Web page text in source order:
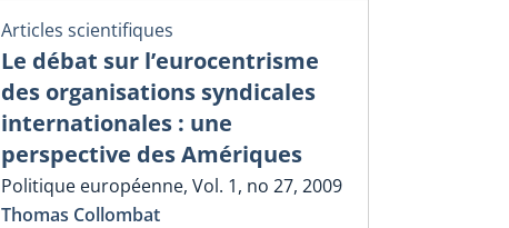
Articles scientifiques
Le débat sur l’eurocentrisme
des organisations syndicales
internationales : une
perspective des Amériques
Politique européenne, Vol. 1, no 27, 2009
Thomas Collombat